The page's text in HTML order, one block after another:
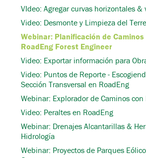
VIdeo: Agregar curvas horizontales &
Video: Desmonte y Limpieza del
Webinar: Planificación de
RoadEng Forest Engineer
Video: Exportar información para
Video: Puntos de Reporte -
Sección Transversal en RoadEng
Webinar: Explorador de Caminos con
Video: Peraltes en RoadEng
Webinar: Drenajes Alcantarillas &
Hidrología
Webinar: Proyectos de Parques